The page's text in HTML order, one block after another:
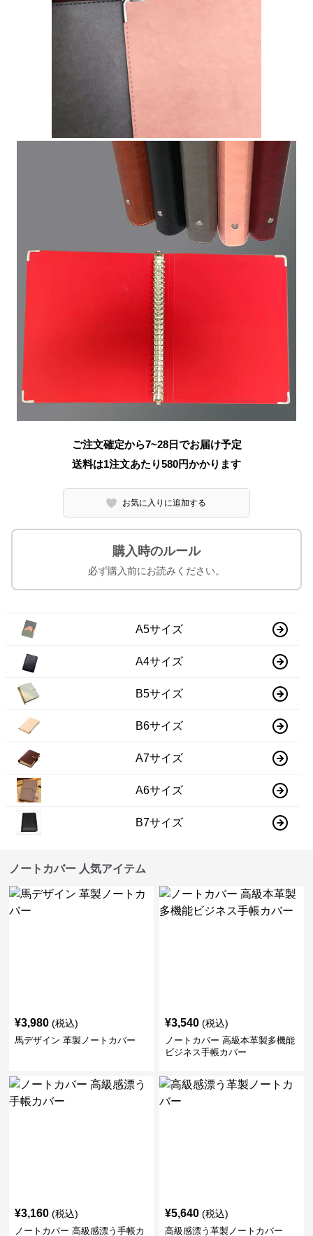
ご注文確定から7~28日でお届け予定
送料は1注文あたり580円かかります
お気に入りに追加する
購入時のルール
必ず購入前にお読みください。
A5サイズ
A4サイズ
B5サイズ
B6サイズ
A7サイズ
A6サイズ
B7サイズ
ノートカバー 人気アイテム
¥3,980 (税込)
馬デザイン 革製ノートカバー
¥3,540 (税込)
ノートカバー 高級本革製多機能
ビジネス手帳カバー
¥3,160 (税込)
ノートカバー 高級感漂う手帳カ
¥5,640 (税込)
高級感漂う革製ノートカバー